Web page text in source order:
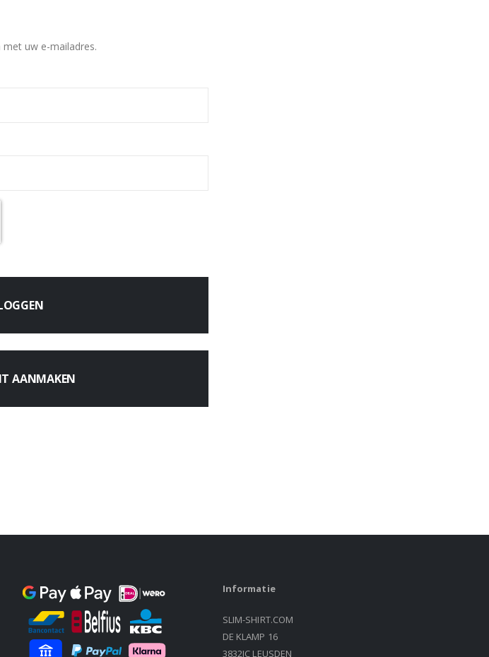
uw e-mailadres.
AANMAKEN
Informatie
SLIM-SHIRT.COM
DE KLAMP 16
3832JC LEUSDEN